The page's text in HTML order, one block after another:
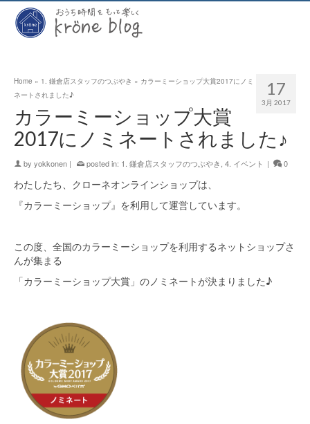
17
3月 2017
Home » 1. 鎌倉店スタッフのつぶやき » カラーミーショップ大賞2017にノミ
ネートされました♪
カラーミーショップ大賞
2017にノミネートされました♪
by yokkonen | posted in: 1. 鎌倉店スタッフのつぶやき 4. イベント | 0
わたしたち、クローネオンラインショップは、
『カラーミーショップ』を利用して運営しています。
この度、全国のカラーミーショップを利用するネットショップさ
んが集まる
「カラーミーショップ大賞」のノミネートが決まりました♪